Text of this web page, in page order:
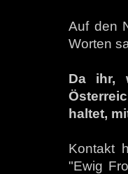
Auf den
Worten
Da ihr,
haltet,
Kontakt
"Ewig